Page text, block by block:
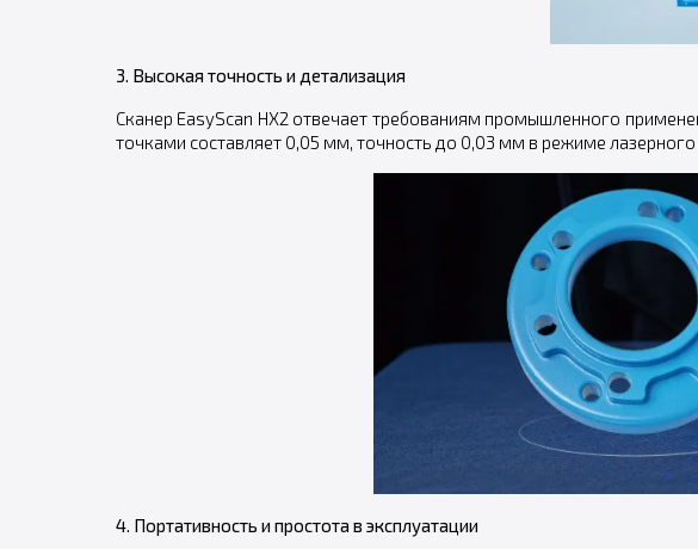
3. Высокая точность и детализация
Сканер EasyScan HX2 отвечает требованиям промышленного
точками составляет 0,05 мм, точность до 0,03 мм в режиме лазерного
4. Портативность и простота в эксплуатации